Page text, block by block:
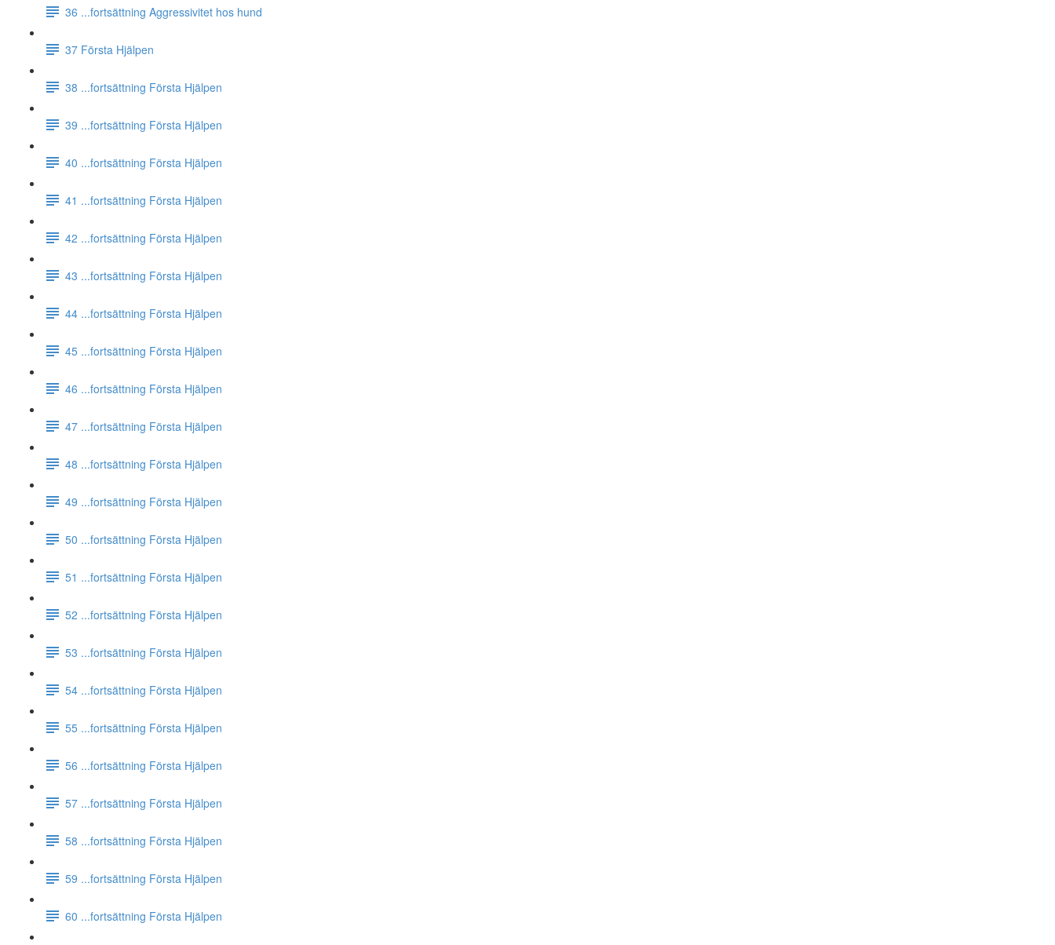
36 ...fortsättning Aggressivitet hos hund
37 Första Hjälpen
38 ...fortsättning Första Hjälpen
39 ...fortsättning Första Hjälpen
40 ...fortsättning Första Hjälpen
41 ...fortsättning Första Hjälpen
42 ...fortsättning Första Hjälpen
43 ...fortsättning Första Hjälpen
44 ...fortsättning Första Hjälpen
45 ...fortsättning Första Hjälpen
46 ...fortsättning Första Hjälpen
47 ...fortsättning Första Hjälpen
48 ...fortsättning Första Hjälpen
49 ...fortsättning Första Hjälpen
50 ...fortsättning Första Hjälpen
51 ...fortsättning Första Hjälpen
52 ...fortsättning Första Hjälpen
53 ...fortsättning Första Hjälpen
54 ...fortsättning Första Hjälpen
55 ...fortsättning Första Hjälpen
56 ...fortsättning Första Hjälpen
57 ...fortsättning Första Hjälpen
58 ...fortsättning Första Hjälpen
59 ...fortsättning Första Hjälpen
60 ...fortsättning Första Hjälpen